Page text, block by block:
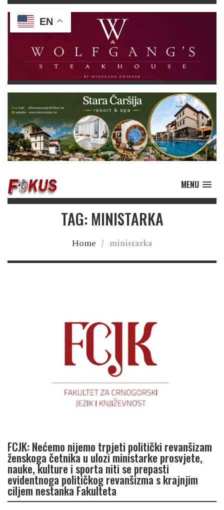
MENU
TAG: MINISTARKA
Home / ministarka
FCJK: Nećemo nijemo trpjeti politički revanšizam
ženskoga četnika u ulozi ministarke prosvjete,
nauke, kulture i sporta niti se prepasti
evidentnoga političkog revanšizma s krajnjim
ciljem nestanka Fakulteta
EN